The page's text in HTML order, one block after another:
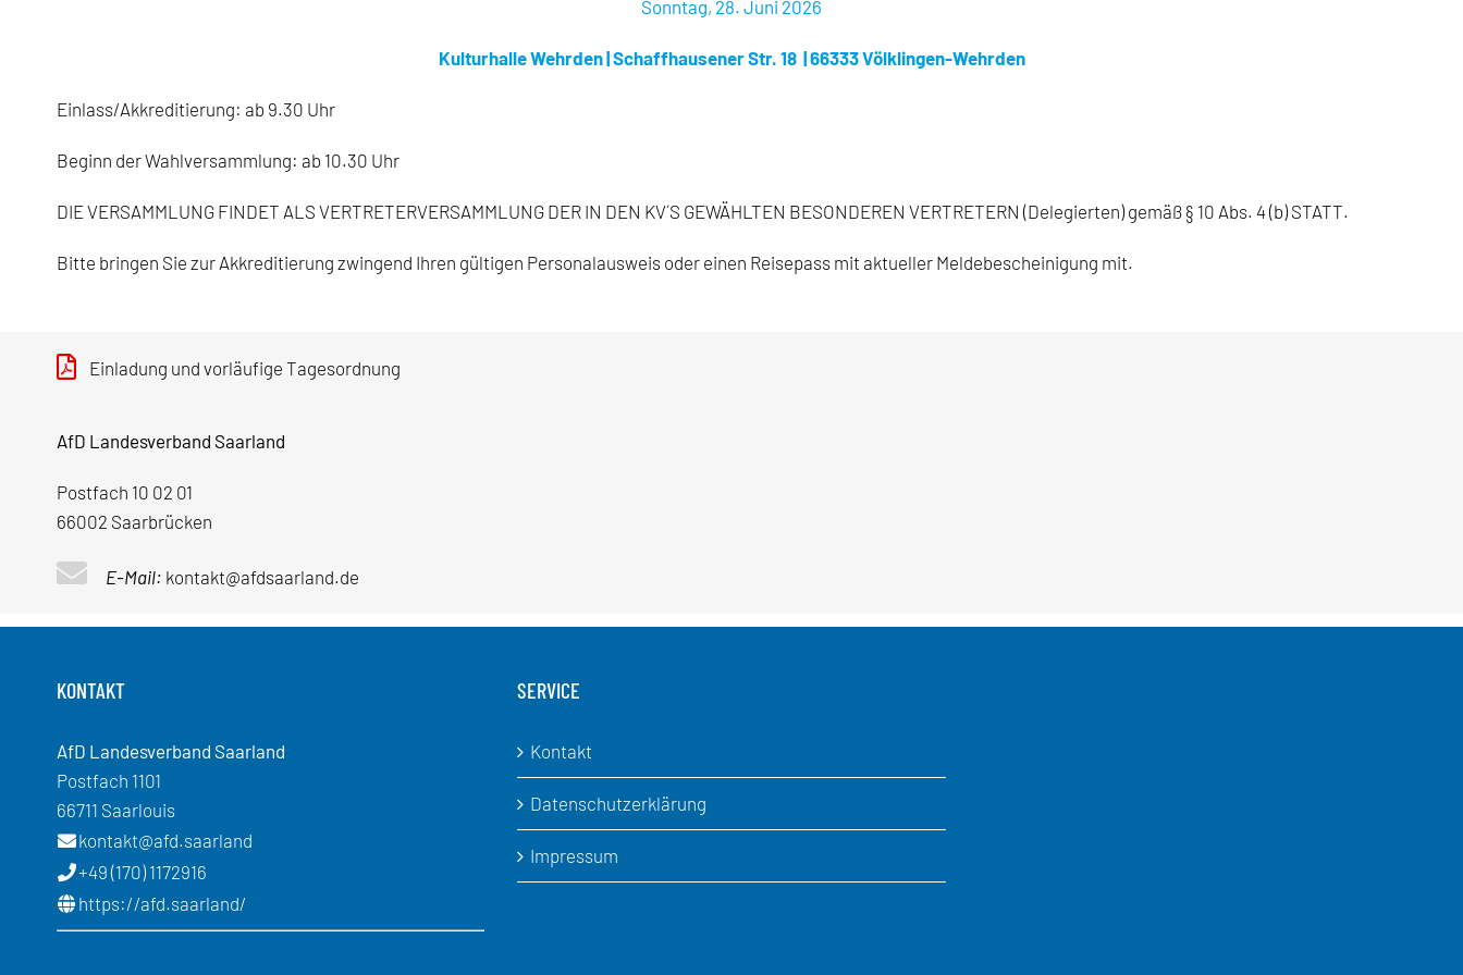
Sonntag, 28. Juni 2026
Kulturhalle Wehrden | Schaffhausener Str. 18 | 66333 Völklingen-Wehrden
Einlass/Akkreditierung: ab 9.30 Uhr
Beginn der Wahlversammlung: ab 10.30 Uhr
DIE VERSAMMLUNG FINDET ALS VERTRETERVERSAMMLUNG DER IN DEN KV´S GEWÄHLTEN BESONDEREN VERTRETERN (Delegierten) gemäß § 10 Abs. 4 (b) STATT.
Bitte bringen Sie zur Akkreditierung zwingend Ihren gültigen Personalausweis oder einen Reisepass mit aktueller Meldebescheinigung mit.
Einladung und vorläufige Tagesordnung
AfD Landesverband Saarland
Postfach 10 02 01
66002 Saarbrücken
E-Mail: kontakt@afdsaarland.de
KONTAKT
AfD Landesverband Saarland
Postfach 1101
66711 Saarlouis
kontakt@afd.saarland
+49 (170) 1172916
https://afd.saarland/
SERVICE
Kontakt
Datenschutzerklärung
Impressum